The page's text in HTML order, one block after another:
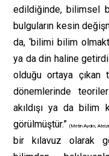
edildiğinde, bilimsel
bulguların kesin
da, ‘bilimi bilim
ya da din haline
olduğu ortaya çıkan
dönemlerinde
akıldışı ya da bilim
görülmüştür.”(Metin Aydın,
bir kılavuz olarak